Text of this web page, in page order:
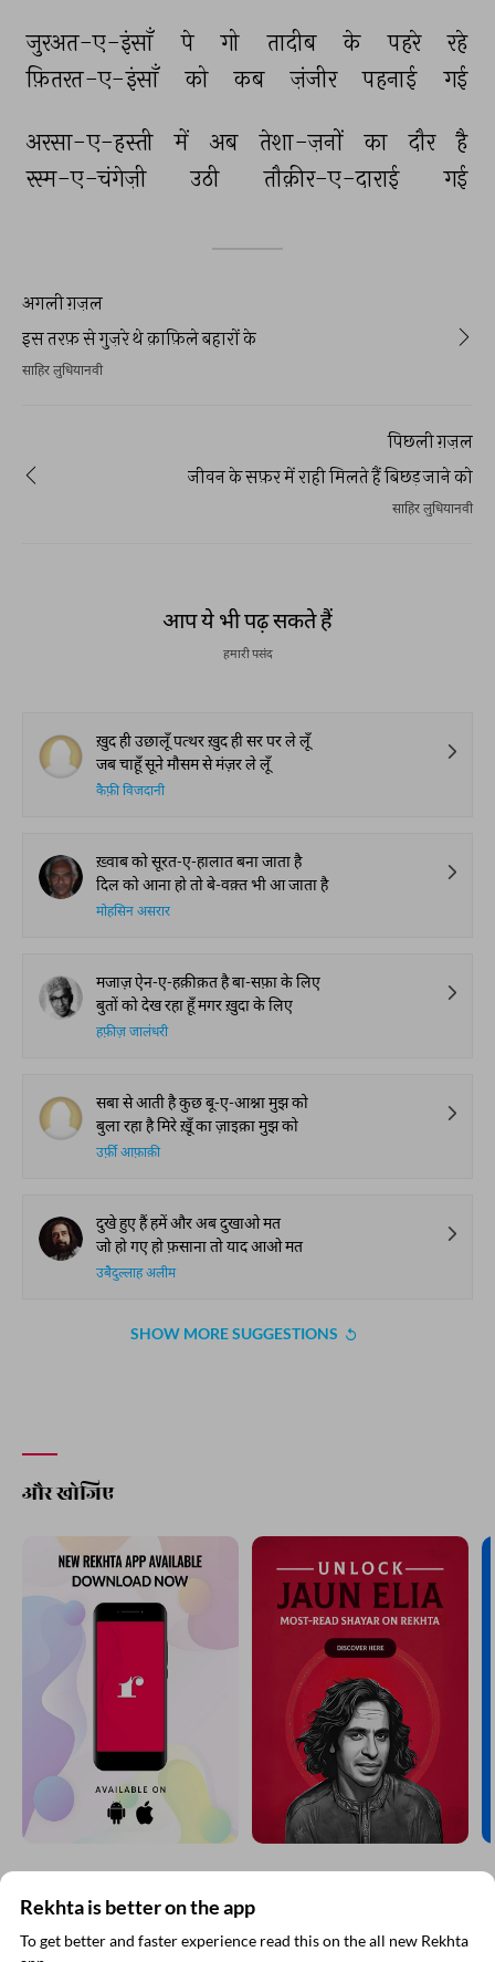
जुरअत-ए-इंसाँ पे गो तादीब के पहरे
रहे
फ़ितरत-ए-इंसाँ
को कब ज़ंजीर पहनाई गई
अरसा-ए-हस्ती में अब तेशा-ज़नों का दौर
है
रस्म-ए-चंगेज़ी
उठी तौक़ीर-ए-दाराई गई
अगली ग़ज़ल
इस तरफ़ से गुज़रे थे क़ाफ़िले बहारों के
साहिर लुधियानवी
पिछली ग़ज़ल
जीवन के सफ़र में राही मिलते हैं बिछड़ जाने को
साहिर लुधियानवी
आप ये भी पढ़ सकते हैं
हमारी पसंद
ख़ुद ही उछालूँ पत्थर ख़ुद ही सर पर ले लूँ
जब चाहूँ सूने मौसम से मंज़र ले लूँ
कैफ़ी विजदानी
ख़्वाब को सूरत-ए-हालात बना जाता है
दिल को आना हो तो बे-वक़्त भी आ जाता है
मोहसिन असरार
मजाज़ ऐन-ए-हक़ीक़त है बा-सफ़ा के लिए
बुतों को देख रहा हूँ मगर ख़ुदा के लिए
हफ़ीज़ जालंधरी
सबा से आती है कुछ बू-ए-आश्ना मुझ को
बुला रहा है मिरे ख़ूँ का ज़ाइक़ा मुझ को
उर्फ़ी आफ़ाक़ी
दुखे हुए हैं हमें और अब दुखाओ मत
जो हो गए हो फ़साना तो याद आओ मत
उबैदुल्लाह अलीम
SHOW MORE SUGGESTIONS
और खोजिए
रेख़्ता न्यूज़लेटर सबस्क्राइब कीजिए
Rekhta is better on the app
To get better and faster experience read this on the all new Rekhta